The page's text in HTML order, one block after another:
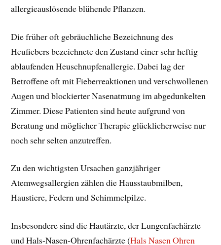
allergieauslösende blühende Pflanzen.
Die früher oft gebräuchliche Bezeichnung des
Heufiebers bezeichnete den Zustand einer sehr heftig
ablaufenden Heuschnupfenallergie. Dabei lag der
Betroffene oft mit Fieberreaktionen und verschwollenen
Augen und blockierter Nasenatmung im abgedunkelten
Zimmer. Diese Patienten sind heute aufgrund von
Beratung und möglicher Therapie glücklicherweise nur
noch sehr selten anzutreffen.
Zu den wichtigsten Ursachen ganzjähriger
Atemwegsallergien zählen die Hausstaubmilben,
Haustiere, Federn und Schimmelpilze.
Insbesondere sind die Hautärzte, der Lungenfachärzte
und Hals-Nasen-Ohrenfachärzte (Hals Nasen Ohren